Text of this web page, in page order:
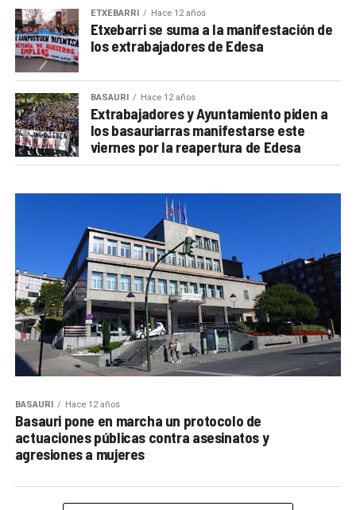
ETXEBARRI Hace 12 años
Etxebarri se suma a la manifestación de
los extrabajadores de Edesa
BASAURI Hace 12 años
Extrabajadores y Ayuntamiento piden a
los basauriarras manifestarse este
viernes por la reapertura de Edesa
BASAURI Hace 12 años
Basauri pone en marcha un protocolo de
actuaciones públicas contra asesinatos y
agresiones a mujeres